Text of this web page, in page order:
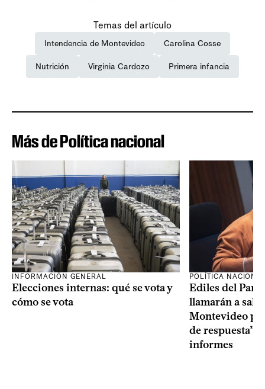
Temas del artículo
Intendencia de Montevideo Carolina Cosse
Nutrición Virginia Cardozo Primera infancia
Más de Política nacional
INFORMACIÓN GENERAL
Elecciones internas: qué se vota y
cómo se vota
POLÍTICA
Ediles del
llamarán a sala
Montevideo
de respuesta”
informes